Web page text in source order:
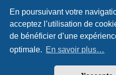
En poursuivant votre
acceptez l’utilisation de
de bénéficier d’une
optimale. En savoir plus…
informations ne soient pas divulguées
« Forums Cannabiques Francophones
responsables d’une tentative de
compromission des données.
Accueil du forum